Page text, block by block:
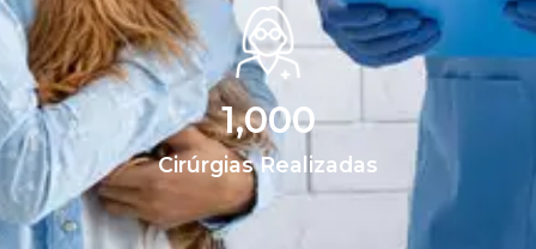
Cirúrgias Realizadas
1,000